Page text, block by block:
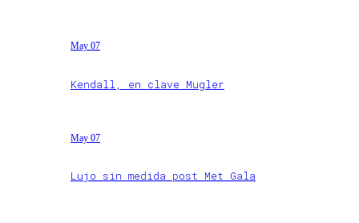
May 07
Kendall, en clave Mugler
May 07
Lujo sin medida post Met Gala